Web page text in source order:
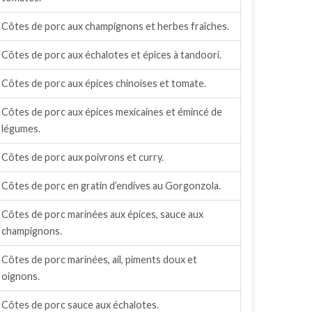
Côtes de porc aux champignons et herbes fraîches.
Côtes de porc aux échalotes et épices à tandoori.
Côtes de porc aux épices chinoises et tomate.
Côtes de porc aux épices mexicaines et émincé de
légumes.
Côtes de porc aux poivrons et curry.
Côtes de porc en gratin d’endives au Gorgonzola.
Côtes de porc marinées aux épices, sauce aux
champignons.
Côtes de porc marinées, ail, piments doux et
oignons.
Côtes de porc sauce aux échalotes.